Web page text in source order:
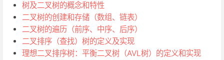
树及二叉树的概念和特性
二叉树的创建和存储（数组、链表）
二叉树的遍历（前序、中序、后序）
二叉排序（查找）树的定义及实现
理想二叉排序树：平衡二叉树（AVL树）的定义和实现